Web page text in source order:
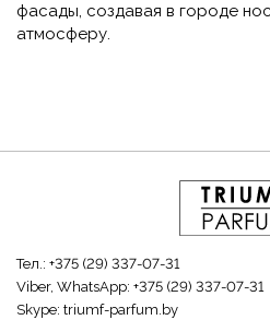
фасады, создавая в городе
атмосферу.
Тел.: +375 (29) 337-07-31
Viber, WhatsApp: +375 (29) 337-07-31
Skype: triumf-parfum.by